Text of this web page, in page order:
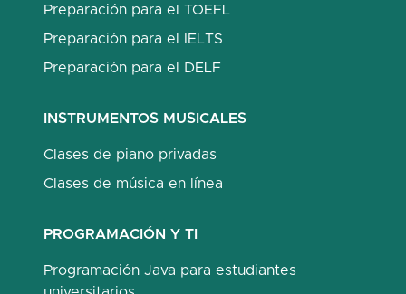
Preparación para el TOEFL
Preparación para el IELTS
Preparación para el DELF
INSTRUMENTOS MUSICALES
Clases de piano privadas
Clases de música en línea
PROGRAMACIÓN Y TI
Programación Java para estudiantes